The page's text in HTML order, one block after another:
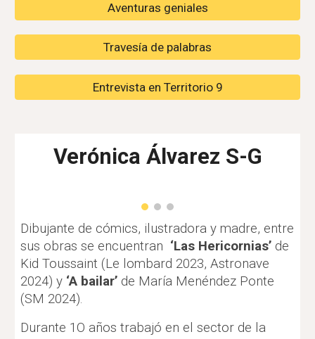
Aventuras geniales
Travesía de palabras
Entrevista en Territorio 9
Verónica Álvarez S-G
Dibujante de cómics, ilustradora y madre, entre
sus obras se encuentran ‘Las Hericornias’ de
Kid Toussaint (Le lombard 2023, Astronave
2024) y ‘A bailar’ de María Menéndez Ponte
(SM 2024).
Durante 1O años trabajó en el sector de la